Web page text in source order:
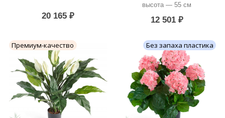
20 165₽
высота — 55 см
12 501 ₽
Премиум-качество Без запаха пластика